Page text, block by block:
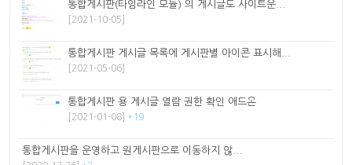
통합게시판(타임라인 모듈) 의 게시글도 사이트운...
[2021-10-05]
통합게시판 게시글 목록에 게시판별 아이콘 표시해...
[2021-05-06]
통합게시판 용 게시글 열람 권한 확인 애드온
[2021-01-08] *19
통합게시판을 운영하고 원게시판으로 이동하지 않...